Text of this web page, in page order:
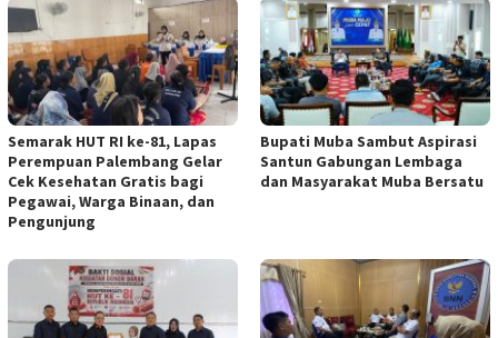
Semarak HUT RI ke-81, Lapas
Perempuan Palembang Gelar
Cek Kesehatan Gratis bagi
Pegawai, Warga Binaan, dan
Pengunjung
Bupati Muba Sambut Aspirasi
Santun Gabungan Lembaga
dan Masyarakat Muba Bersatu